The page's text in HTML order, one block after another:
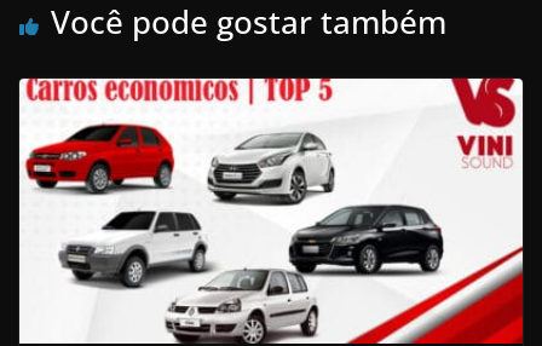
Você pode gostar também